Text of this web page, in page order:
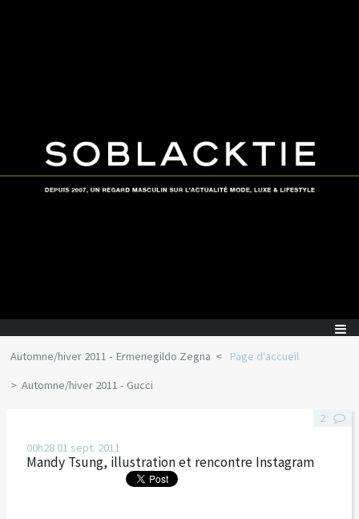
Automne/hiver 2011 - Ermenegildo Zegna
Page d'accueil
Automne/hiver 2011 - Gucci
00h28 01 sept. 2011
Mandy Tsung, illustration et rencontre Instagram
2